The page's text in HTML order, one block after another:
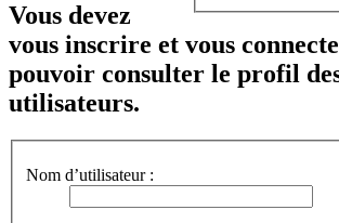
Vous devez
vous inscrire et vous
pouvoir consulter le profil
utilisateurs.
Nom d’utilisateur :